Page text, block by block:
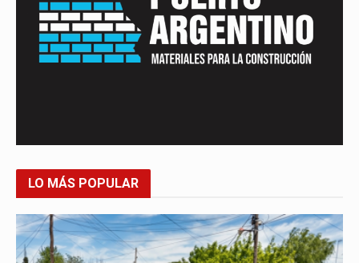
LO MÁS POPULAR